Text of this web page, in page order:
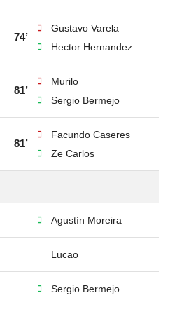
74’
Gustavo Varela
Hector Hernandez
81’
Murilo
Sergio Bermejo
81’
Facundo Caseres
Ze Carlos
Agustín Moreira
Lucao
Sergio Bermejo